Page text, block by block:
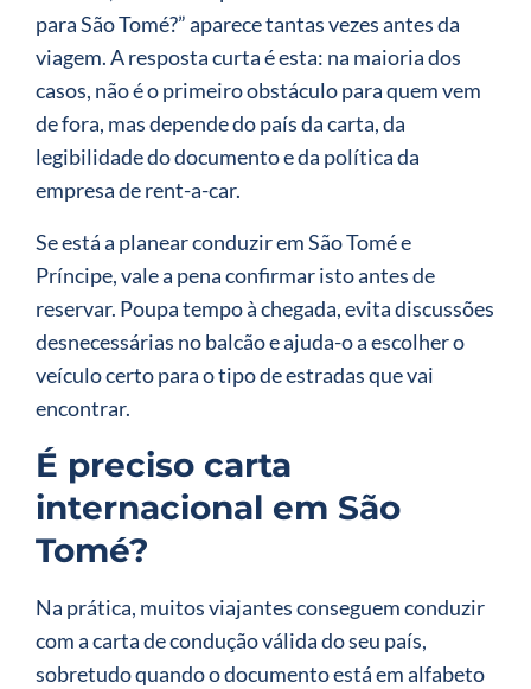
para São Tomé?” aparece tantas vezes antes da
viagem. A resposta curta é esta: na maioria dos
casos, não é o primeiro obstáculo para quem vem
de fora, mas depende do país da carta, da
legibilidade do documento e da política da
empresa de rent-a-car.
Se está a planear conduzir em São Tomé e
Príncipe, vale a pena confirmar isto antes de
reservar. Poupa tempo à chegada, evita discussões
desnecessárias no balcão e ajuda-o a escolher o
veículo certo para o tipo de estradas que vai
encontrar.
É preciso carta
internacional em São
Tomé?
Na prática, muitos viajantes conseguem conduzir
com a carta de condução válida do seu país,
sobretudo quando o documento está em alfabeto